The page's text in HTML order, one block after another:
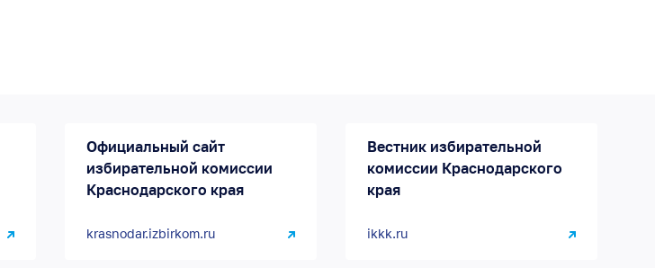
Официальный сайт
избирательной комиссии
Краснодарского края
krasnodar.izbirkom.ru
Вестник избирательной
комиссии Краснодарского
края
ikkk.ru